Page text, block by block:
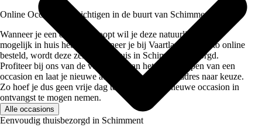
Online Occasions bezichtigen in de buurt van Schimment
Wanneer je een occasion koopt wil je deze natuurlijk zo snel
mogelijk in huis hebben. Wanneer je bij Vaartland.nl je auto online
besteld, wordt deze zelfs bij je thuis in Schimment bezorgd.
Profiteer bij ons van de voordelen van het online kopen van een
occasion en laat je nieuwe auto afleveren op een adres naar keuze.
Zo hoef je dus geen vrije dag te nemen om je nieuwe occasion in
ontvangst te mogen nemen.
Alle occasions
Eenvoudig thuisbezorgd in Schimment